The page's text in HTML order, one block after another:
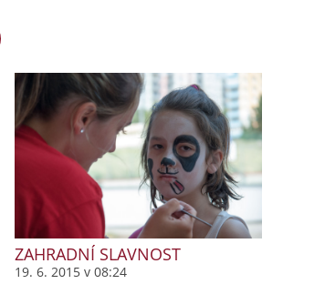
ZAHRADNÍ SLAVNOST
19. 6. 2015 v 08:24